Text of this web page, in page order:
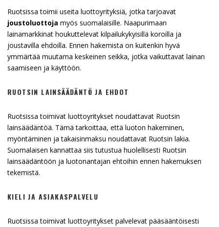
Ruotsissa toimii useita luottoyrityksiä, jotka tarjoavat
joustoluottoja myös suomalaisille. Naapurimaan
lainamarkkinat houkuttelevat kilpailukykyisillä koroilla ja
joustavilla ehdoilla. Ennen hakemista on kuitenkin hyvä
ymmärtää muutama keskeinen seikka, jotka vaikuttavat lainan
saamiseen ja käyttöön.
RUOTSIN LAINSÄÄDÄNTÖ JA EHDOT
Ruotsissa toimivat luottoyritykset noudattavat Ruotsin
lainsäädäntöä. Tämä tarkoittaa, että luoton hakeminen,
myöntäminen ja takaisinmaksu noudattavat Ruotsin lakia.
Suomalaisen kannattaa siis tutustua huolellisesti Ruotsin
lainsäädäntöön ja luotonantajan ehtoihin ennen hakemuksen
tekemistä.
KIELI JA ASIAKASPALVELU
Ruotsissa toimivat luottoyritykset palvelevat pääsääntöisesti